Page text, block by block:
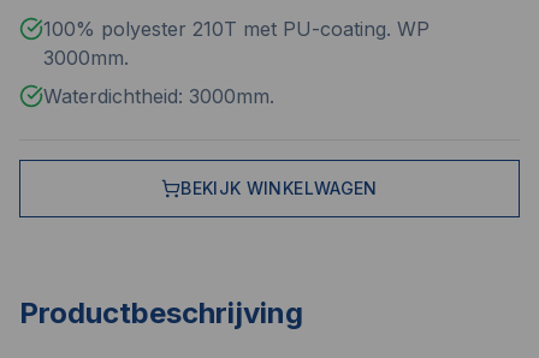
100% polyester 210T met PU-coating. WP
3000mm.
Waterdichtheid: 3000mm.
BEKIJK WINKELWAGEN
Productbeschrijving